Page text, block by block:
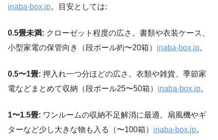
inaba-box.jp。目安としては:
0.5畳未満: クローゼット程度の広さ。書類や衣装ケース、
小型家電の保管向き（段ボール約〜20箱） inaba-box.jp。
0.5〜1畳: 押入れ一つ分ほどの広さ。衣類や雑貨、季節家
電などまとめて収納（段ボール25〜50箱） inaba-box.jp。
1〜1.5畳: ワンルームの収納不足解消に最適。扇風機やギ
ターなど少し大きな物も入る（〜100箱） inaba-box.jp。